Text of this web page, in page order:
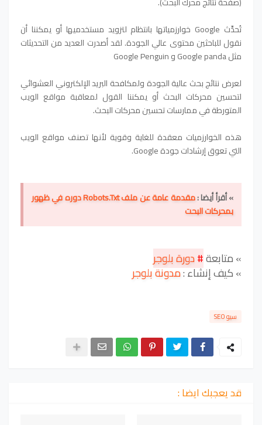
تُحدِّث Google خوارزمياتها بانتظام لتزويد مستخدميها أو يمكننا أن
نقول للباحثين محتوى عالي الجودة. لقد أصدرت العديد من التحديثات
مثل Google panda و Google Penguin
لعرض نتائج بحث عالية الجودة ولمكافحة البريد الإلكتروني العشوائي
لتحسين محركات البحث أو يمكننا القول لمعاقبة مواقع الويب
المتورطة في ممارسات تحسين محركات البحث.
هذه الخوارزميات معقدة للغاية وقوية لأنها تصنف مواقع الويب
التي تعوق إرشادات جودة Google.
» أقرأ أيضا :
مقدمة عامة عن ملف Robots.Txt دوره في ظهور
بمحركات البحت
» متابعة#دورة بلوجر
» كيف إنشاء :مدونة بلوجر
سيو SEO
قد يعجبك ايضا :